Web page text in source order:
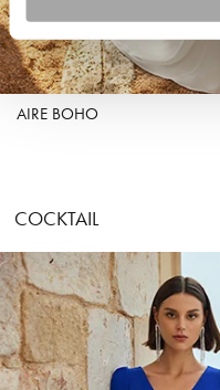
AIRE BOHO
COCKTAIL